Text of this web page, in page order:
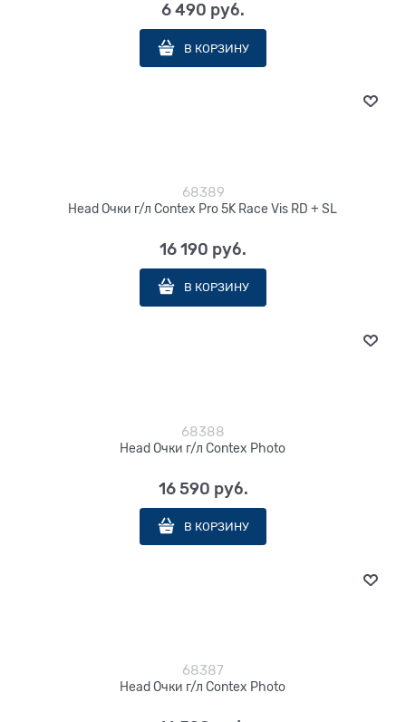
6 490 руб.
В КОРЗИНУ
68389
Head Очки г/л Contex Pro 5K Race Vis RD + SL
16 190 руб.
В КОРЗИНУ
68388
Head Очки г/л Contex Photo
16 590 руб.
В КОРЗИНУ
68387
Head Очки г/л Contex Photo